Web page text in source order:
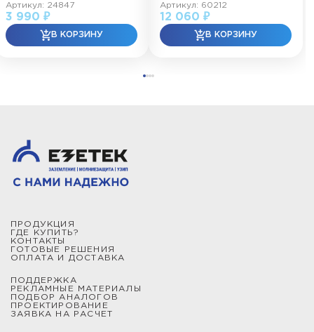
Артикул: 24847
3 990 ₽
Артикул: 60212
12 060 ₽
ПРОДУКЦИЯ
ГДЕ КУПИТЬ?
КОНТАКТЫ
ГОТОВЫЕ РЕШЕНИЯ
ОПЛАТА И ДОСТАВКА
ПОДДЕРЖКА
РЕКЛАМНЫЕ МАТЕРИАЛЫ
ПОДБОР АНАЛОГОВ
ПРОЕКТИРОВАНИЕ
ЗАЯВКА НА РАСЧЕТ